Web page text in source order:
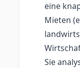
eine
Mieten
Sie